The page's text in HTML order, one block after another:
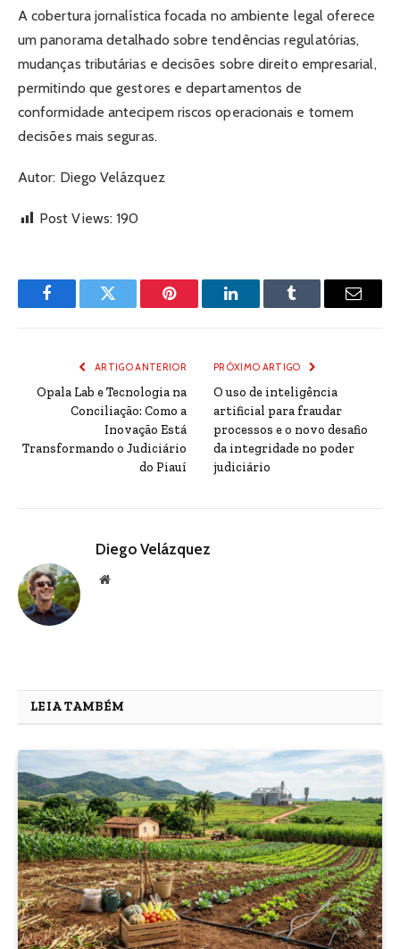
A cobertura jornalística focada no ambiente legal oferece
um panorama detalhado sobre tendências regulatórias,
mudanças tributárias e decisões sobre direito empresarial,
permitindo que gestores e departamentos de
conformidade antecipem riscos operacionais e tomem
decisões mais seguras.
Autor: Diego Velázquez
Post Views: 190
FacebookTwitter Pinterest LinkedInTumblr Email
ARTIGO ANTERIOR
Opala Lab e Tecnologia na
Conciliação: Como a
Inovação Está
Transformando o Judiciário
do Piauí
PRÓXIMO ARTIGO
O uso de inteligência
artificial para fraudar
processos e o novo desafio
da integridade no poder
judiciário
Diego Velázquez
Website
LEIA TAMBÉM